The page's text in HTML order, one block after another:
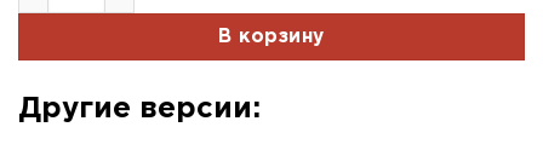
В корзину
Другие версии: